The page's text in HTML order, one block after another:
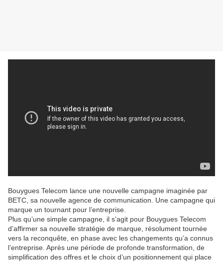
Bouygues Telecom lance une nouvelle campagne imaginée par
BETC, sa nouvelle agence de communication. Une campagne qui
marque un tournant pour l’entreprise.
Plus qu’une simple campagne, il s’agit pour Bouygues Telecom
d’affirmer sa nouvelle stratégie de marque, résolument tournée
vers la reconquête, en phase avec les changements qu’a connus
l’entreprise. Après une période de profonde transformation, de
simplification des offres et le choix d’un positionnement qui place